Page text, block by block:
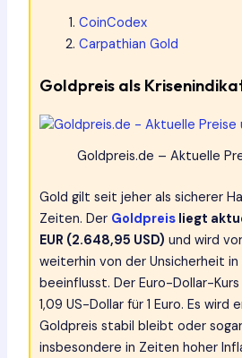
CoinCodex
Carpathian Gold
Goldpreis als
Goldpreis.de – Aktuelle
Gold gilt seit jeher als sicherer
Zeiten. Der Goldpreisliegt
EUR (2.648,95 USD) und wird
weiterhin von der Unsicherheit
beeinflusst. Der Euro-Dollar-
1,09 US-Dollar für 1 Euro. Es
Goldpreis stabil bleibt oder
insbesondere in Zeiten hoher